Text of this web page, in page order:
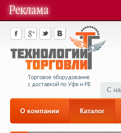
С
О компании Каталог